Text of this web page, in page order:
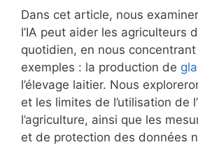
Dans cet article, nous
l’IA peut aider les agriculteurs
quotidien, en nous
exemples : la production de
l’élevage laitier. Nous
et les limites de l’utilisation de
l’agriculture, ainsi que les
et de protection des données